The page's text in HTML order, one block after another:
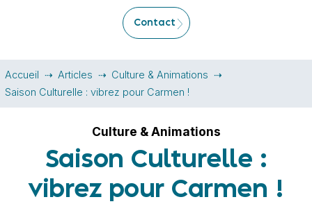
Contact
Accueil Articles
Culture & Animations
Saison Culturelle : vibrez pour Carmen !
Culture & Animations
Saison Culturelle :
vibrez pour Carmen !